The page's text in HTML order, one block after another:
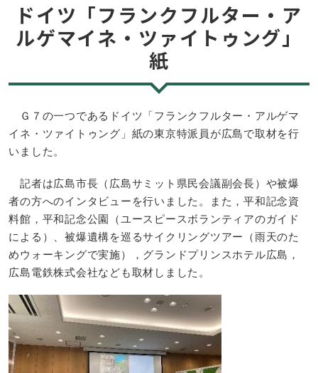
ドイツ「フランクフルター・ア
ルゲマイネ・ツァイトゥング」
紙
Ｇ７の一つであるドイツ「フランクフルター・アルゲマ
イネ・ツァイトゥング」紙の東京特派員が広島で取材を行
いました。
記者は広島市長（広島サミット県民会議副会長）や被爆
者の方へのインタビューを行いました。また，平和記念資
料館，平和記念公園（ユースピースボランティアのガイド
による）、被爆遺構を巡るサイクリングツアー（雨天のた
めウォーキングで実施），グランドプリンスホテル広島，
広島電鉄株式会社なども取材しました。